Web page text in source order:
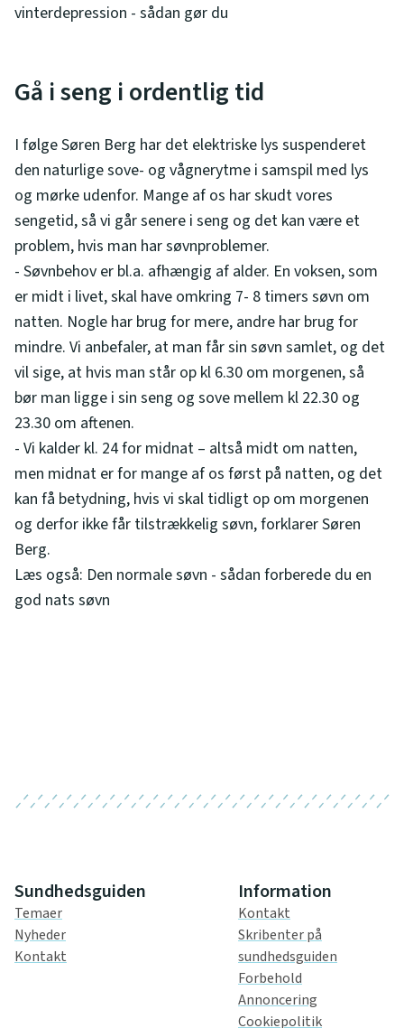
vinterdepression - sådan gør du
Gå i seng i ordentlig tid
I følge Søren Berg har det elektriske lys suspenderet
den naturlige sove- og vågnerytme i samspil med lys
og mørke udenfor. Mange af os har skudt vores
sengetid, så vi går senere i seng og det kan være et
problem, hvis man har søvnproblemer.
- Søvnbehov er bl.a. afhængig af alder. En voksen, som
er midt i livet, skal have omkring 7- 8 timers søvn om
natten. Nogle har brug for mere, andre har brug for
mindre. Vi anbefaler, at man får sin søvn samlet, og det
vil sige, at hvis man står op kl 6.30 om morgenen, så
bør man ligge i sin seng og sove mellem kl 22.30 og
23.30 om aftenen.
- Vi kalder kl. 24 for midnat – altså midt om natten,
men midnat er for mange af os først på natten, og det
kan få betydning, hvis vi skal tidligt op om morgenen
og derfor ikke får tilstrækkelig søvn, forklarer Søren
Berg.
Læs også: Den normale søvn - sådan forberede du en
god nats søvn
Sundhedsguiden
Temaer
Nyheder
Kontakt
Information
Kontakt
Skribenter på
sundhedsguiden
Forbehold
Annoncering
Cookiepolitik